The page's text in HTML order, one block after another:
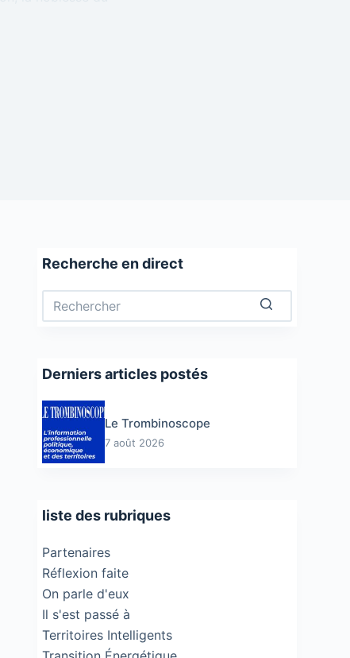
Recherche en direct
Derniers articles postés
Le Trombinoscope
7 août 2026
liste des rubriques
Partenaires
Réflexion faite
On parle d'eux
Il s'est passé à
Territoires Intelligents